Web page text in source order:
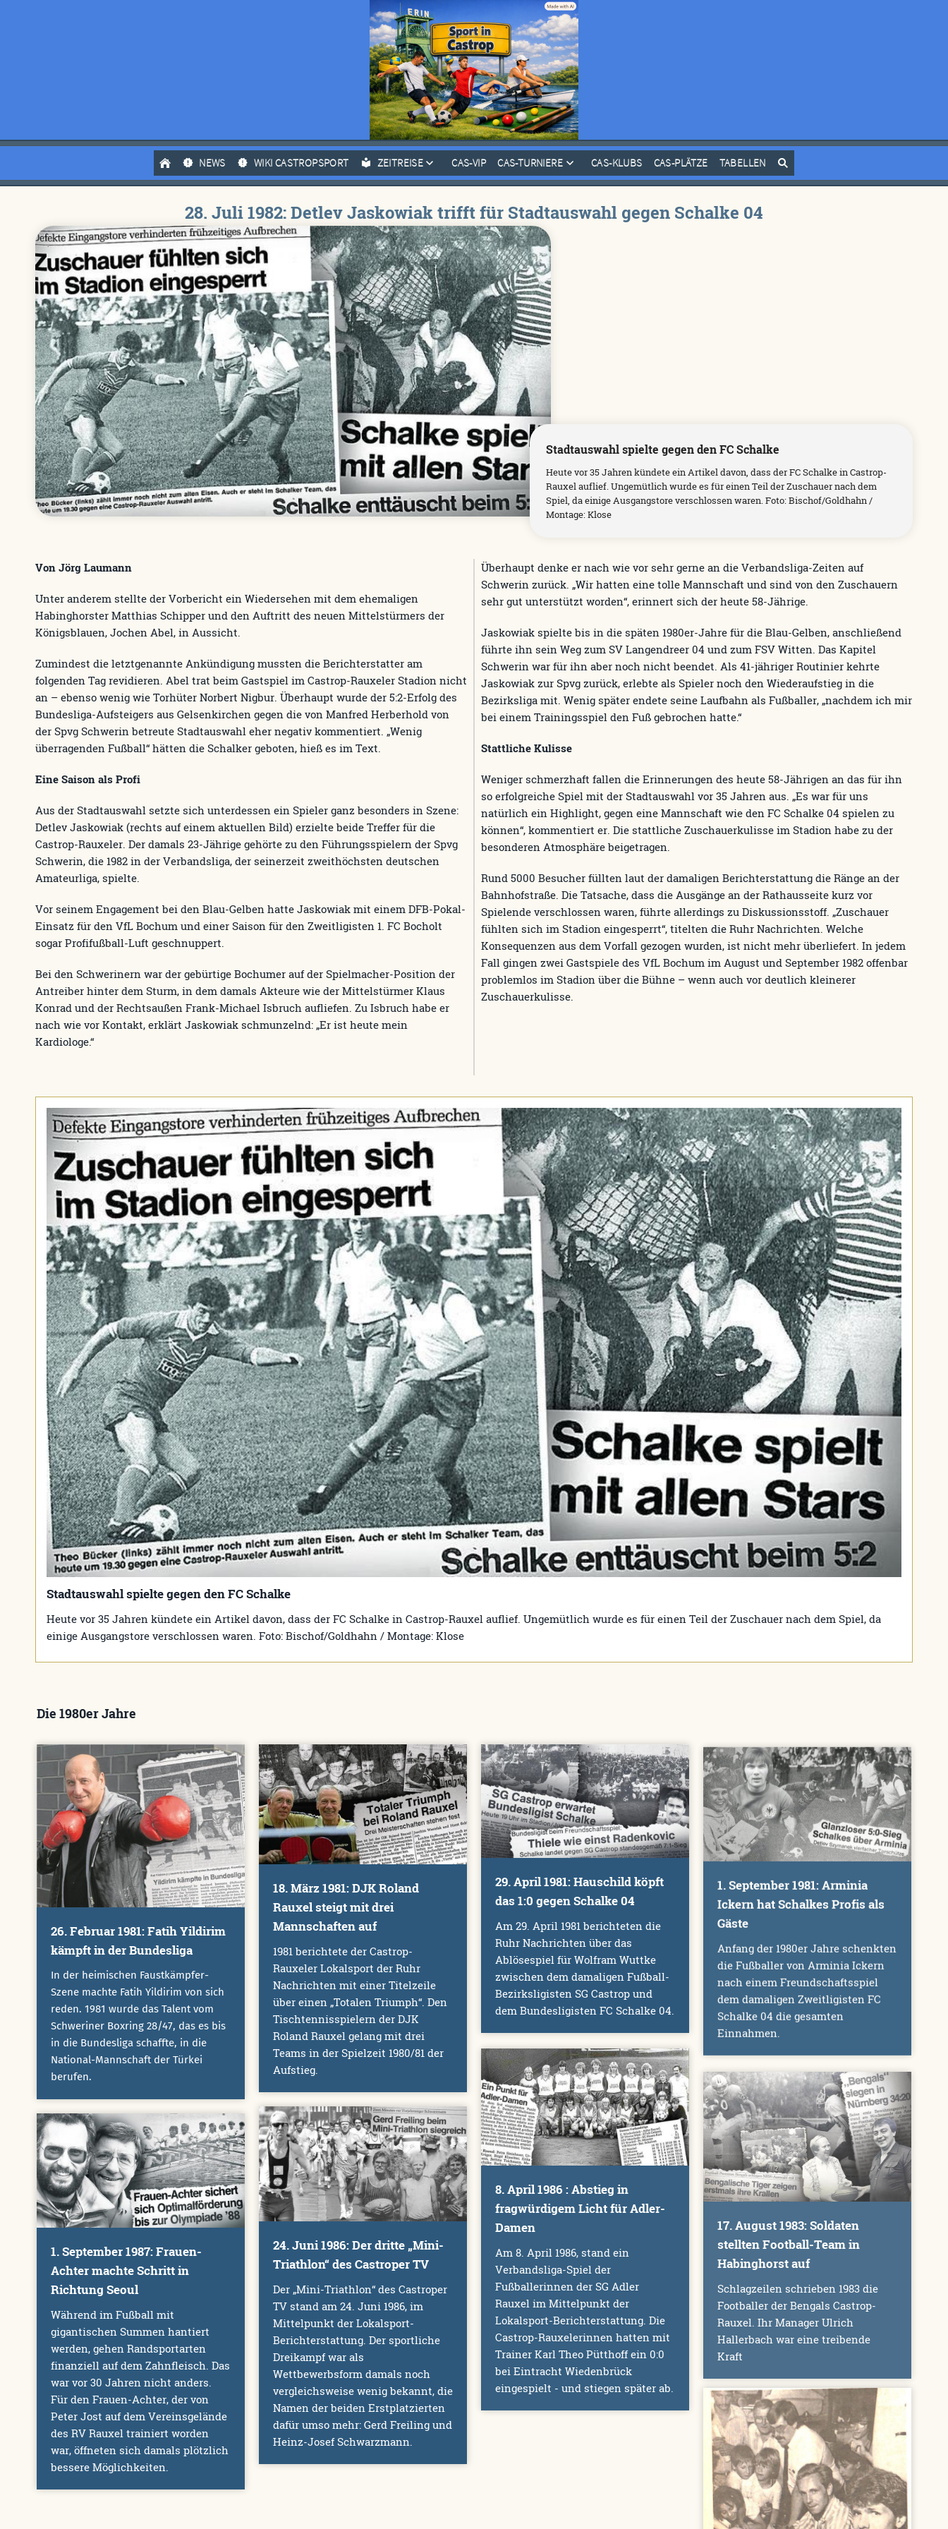
NEWS WIKI CASTROPSPORT ZEITREISE CAS-VIP CAS-TURNIERE CAS-KLUBS CAS-PLÄTZE TABELLEN
28. Juli 1982: Detlev Jaskowiak trifft für Stadtauswahl gegen Schalke 04
Stadtauswahl spielte gegen den FC Schalke
Heute vor 35 Jahren kündete ein Artikel davon, dass der FC Schalke in Castrop-
Rauxel auflief. Ungemütlich wurde es für einen Teil der Zuschauer nach dem
Spiel, da einige Ausgangstore verschlossen waren. Foto: Bischof/Goldhahn /
Montage: Klose
Von Jörg Laumann
Unter anderem stellte der Vorbericht ein Wiedersehen mit dem ehemaligen
Habinghorster Matthias Schipper und den Auftritt des neuen Mittelstürmers der
Königsblauen, Jochen Abel, in Aussicht.
Zumindest die letztgenannte Ankündigung mussten die Berichterstatter am
folgenden Tag revidieren. Abel trat beim Gastspiel im Castrop-Rauxeler Stadion nicht
an – ebenso wenig wie Torhüter Norbert Nigbur. Überhaupt wurde der 5:2-Erfolg des
Bundesliga-Aufsteigers aus Gelsenkirchen gegen die von Manfred Herberhold von
der Spvg Schwerin betreute Stadtauswahl eher negativ kommentiert. „Wenig
überragenden Fußball“ hätten die Schalker geboten, hieß es im Text.
Eine Saison als Profi
Aus der Stadtauswahl setzte sich unterdessen ein Spieler ganz besonders in Szene:
Detlev Jaskowiak (rechts auf einem aktuellen Bild) erzielte beide Treffer für die
Castrop-Rauxeler. Der damals 23-Jährige gehörte zu den Führungsspielern der Spvg
Schwerin, die 1982 in der Verbandsliga, der seinerzeit zweithöchsten deutschen
Amateurliga, spielte.
Vor seinem Engagement bei den Blau-Gelben hatte Jaskowiak mit einem DFB-Pokal-
Einsatz für den VfL Bochum und einer Saison für den Zweitligisten 1. FC Bocholt
sogar Profifußball-Luft geschnuppert.
Bei den Schwerinern war der gebürtige Bochumer auf der Spielmacher-Position der
Antreiber hinter dem Sturm, in dem damals Akteure wie der Mittelstürmer Klaus
Konrad und der Rechtsaußen Frank-Michael Isbruch aufliefen. Zu Isbruch habe er
nach wie vor Kontakt, erklärt Jaskowiak schmunzelnd: „Er ist heute mein
Kardiologe.“
Überhaupt denke er nach wie vor sehr gerne an die Verbandsliga-Zeiten auf
Schwerin zurück. „Wir hatten eine tolle Mannschaft und sind von den Zuschauern
sehr gut unterstützt worden“, erinnert sich der heute 58-Jährige.
Jaskowiak spielte bis in die späten 1980er-Jahre für die Blau-Gelben, anschließend
führte ihn sein Weg zum SV Langendreer 04 und zum FSV Witten. Das Kapitel
Schwerin war für ihn aber noch nicht beendet. Als 41-jähriger Routinier kehrte
Jaskowiak zur Spvg zurück, erlebte als Spieler noch den Wiederaufstieg in die
Bezirksliga mit. Wenig später endete seine Laufbahn als Fußballer, „nachdem ich mir
bei einem Trainingsspiel den Fuß gebrochen hatte.“
Stattliche Kulisse
Weniger schmerzhaft fallen die Erinnerungen des heute 58-Jährigen an das für ihn
so erfolgreiche Spiel mit der Stadtauswahl vor 35 Jahren aus. „Es war für uns
natürlich ein Highlight, gegen eine Mannschaft wie den FC Schalke 04 spielen zu
können“, kommentiert er. Die stattliche Zuschauerkulisse im Stadion habe zu der
besonderen Atmosphäre beigetragen.
Rund 5000 Besucher füllten laut der damaligen Berichterstattung die Ränge an der
Bahnhofstraße. Die Tatsache, dass die Ausgänge an der Rathausseite kurz vor
Spielende verschlossen waren, führte allerdings zu Diskussionsstoff. „Zuschauer
fühlten sich im Stadion eingesperrt“, titelten die Ruhr Nachrichten. Welche
Konsequenzen aus dem Vorfall gezogen wurden, ist nicht mehr überliefert. In jedem
Fall gingen zwei Gastspiele des VfL Bochum im August und September 1982 offenbar
problemlos im Stadion über die Bühne – wenn auch vor deutlich kleinerer
Zuschauerkulisse.
Stadtauswahl spielte gegen den FC Schalke
Heute vor 35 Jahren kündete ein Artikel davon, dass der FC Schalke in Castrop-Rauxel auflief. Ungemütlich wurde es für einen Teil der Zuschauer nach dem Spiel, da
einige Ausgangstore verschlossen waren. Foto: Bischof/Goldhahn / Montage: Klose
Die 1980er Jahre
26. Februar 1981: Fatih Yildirim
kämpft in der Bundesliga
In der heimischen Faustkämpfer-
Szene machte Fatih Yildirim von sich
reden. 1981 wurde das Talent vom
Schweriner Boxring 28/47, das es bis
in die Bundesliga schaffte, in die
National-Mannschaft der Türkei
berufen.
1. September 1987: Frauen-
Achter machte Schritt in
Richtung Seoul
Während im Fußball mit
gigantischen Summen hantiert
werden, gehen Randsportarten
finanziell auf dem Zahnfleisch. Das
war vor 30 Jahren nicht anders.
Für den Frauen-Achter, der von
Peter Jost auf dem Vereinsgelände
des RV Rauxel trainiert worden
war, öffneten sich damals plötzlich
bessere Möglichkeiten.
18. März 1981: DJK Roland
Rauxel steigt mit drei
Mannschaften auf
1981 berichtete der Castrop-
Rauxeler Lokalsport der Ruhr
Nachrichten mit einer Titelzeile
über einen „Totalen Triumph“. Den
Tischtennisspielern der DJK
Roland Rauxel gelang mit drei
Teams in der Spielzeit 1980/81 der
Aufstieg.
24. Juni 1986: Der dritte „Mini-
Triathlon“ des Castroper TV
Der „Mini-Triathlon“ des Castroper
TV stand am 24. Juni 1986, im
Mittelpunkt der Lokalsport-
Berichterstattung. Der sportliche
Dreikampf war als
Wettbewerbsform damals noch
vergleichsweise wenig bekannt, die
Namen der beiden Erstplatzierten
dafür umso mehr: Gerd Freiling und
Heinz-Josef Schwarzmann.
29. April 1981: Hauschild köpft
das 1:0 gegen Schalke 04
Am 29. April 1981 berichteten die
Ruhr Nachrichten über das
Ablösespiel für Wolfram Wuttke
zwischen dem damaligen Fußball-
Bezirksligisten SG Castrop und
dem Bundesligisten FC Schalke 04.
8. April 1986 : Abstieg in
fragwürdigem Licht für Adler-
Damen
Am 8. April 1986, stand ein
Verbandsliga-Spiel der
Fußballerinnen der SG Adler
Rauxel im Mittelpunkt der
Lokalsport-Berichterstattung. Die
Castrop-Rauxelerinnen hatten mit
Trainer Karl Theo Pütthoff ein 0:0
bei Eintracht Wiedenbrück
eingespielt - und stiegen später ab.
1. September 1981: Arminia
Ickern hat Schalkes Profis als
Gäste
Anfang der 1980er Jahre schenkten
die Fußballer von Arminia Ickern
nach einem Freundschaftsspiel
dem damaligen Zweitligisten FC
Schalke 04 die gesamten
Einnahmen.
17. August 1983: Soldaten
stellten Football-Team in
Habinghorst auf
Schlagzeilen schrieben 1983 die
Footballer der Bengals Castrop-
Rauxel. Ihr Manager Ulrich
Hallerbach war eine treibende
Kraft